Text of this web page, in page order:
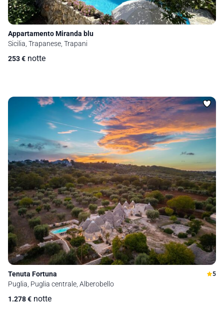
Appartamento Miranda blu
Sicilia, Trapanese, Trapani
253€ notte
Tenuta Fortuna 5
Puglia, Puglia centrale, Alberobello
1.278€ notte